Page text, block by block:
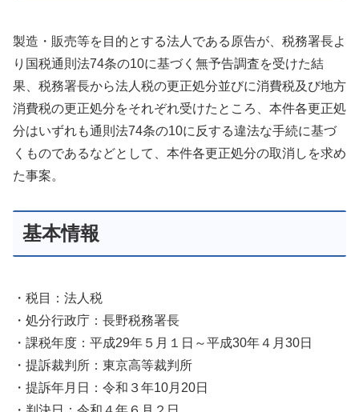
製造・販売等を目的とする法人である原告が、税務署長よ
り国税通則法74条の10に基づく無予告調査を受けた結
果、税務署長から法人税の更正処分並びに消費税及び地方
消費税の更正処分をそれぞれ受けたところ、本件各更正処
分はいずれも通則法74条の10に反する違法な手続に基づ
くものであるなどとして、本件各更正処分の取消しを求め
た事案。
基本情報
・税目：法人税
・処分行政庁：長野税務署長
・課税年度：平成29年５月１日～平成30年４月30日
・提訴裁判所：東京高等裁判所
・提訴年月日：令和３年10月20日